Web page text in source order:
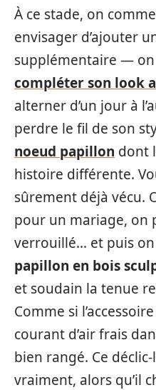
À ce stade, on
envisager d’ajouter
supplémentaire —
compléter son look
alterner d’un jour à
perdre le fil de son
noeud papillon dont
histoire différente.
sûrement déjà vécu.
pour un mariage, on
verrouillé… et puis
papillon en bois
et soudain la tenue
Comme si
courant d’air frais
bien rangé. Ce
vraiment, alors qu’il